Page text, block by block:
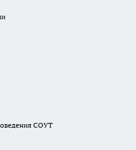
СОУТ